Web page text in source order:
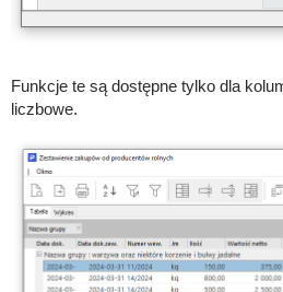
Funkcje te są dostępne tylko dla
liczbowe.